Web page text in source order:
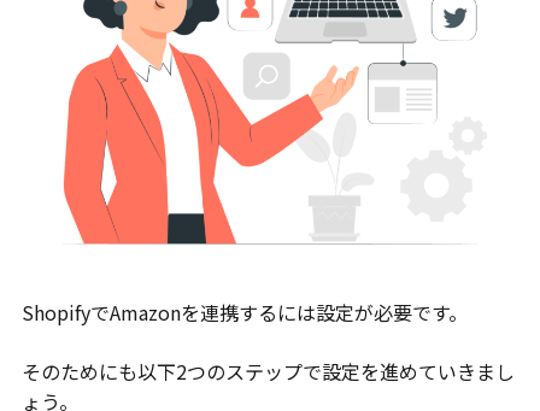
ShopifyでAmazonを連携するには設定が必要です。
そのためにも以下2つのステップで設定を進めていきまし
ょう。